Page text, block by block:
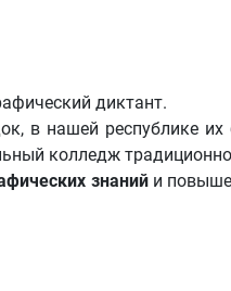
диктант.
в нашей республике
колледж
знанийи